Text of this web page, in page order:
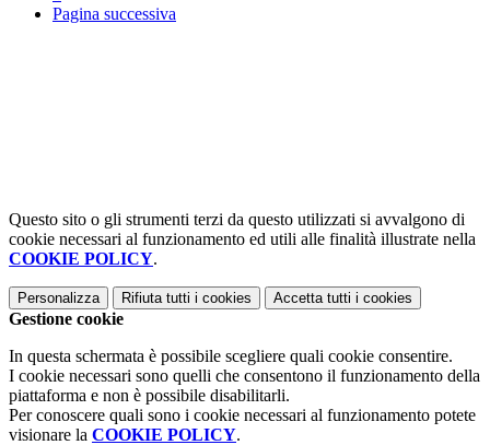
Pagina successiva
Questo sito o gli strumenti terzi da questo utilizzati si avvalgono di
cookie necessari al funzionamento ed utili alle finalità illustrate nella
COOKIE POLICY.
Personalizza Rifiuta tutti i cookies Accetta tutti i cookies
Gestione cookie
In questa schermata è possibile scegliere quali cookie consentire.
I cookie necessari sono quelli che consentono il funzionamento della
piattaforma e non è possibile disabilitarli.
Per conoscere quali sono i cookie necessari al funzionamento potete
visionare la COOKIE POLICY.